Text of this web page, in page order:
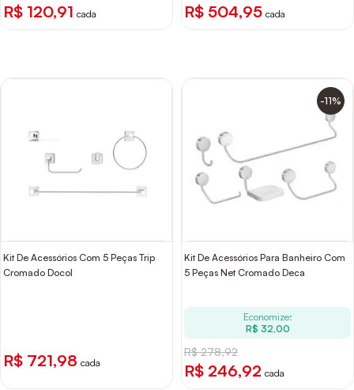
R$ 120,91 cada R$ 504,95 cada
Kit De Acessórios Com 5 Peças Trip
Cromado Docol
R$ 721,98 cada
-11%
Kit De Acessórios Para Banheiro Com
5 Peças Net Cromado Deca
Economize:
R$ 32,00
R$ 278,92
R$ 246,92 cada